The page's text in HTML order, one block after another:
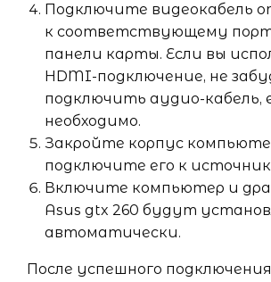
Подключите видеокабель
к соответствующему
панели карты. Если вы
HDMI-подключение, не
подключить аудио-кабель,
необходимо.
Закройте корпус
подключите его к
Включите компьютер и
Asus gtx 260 будут
автоматически.
После успешного